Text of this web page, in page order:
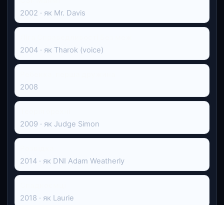
2002 · як Mr. Davis
2004 · як Tharok (voice)
2008
2009 · як Judge Simon
2014 · як DNI Adam Weatherly
2018 · як Laurie